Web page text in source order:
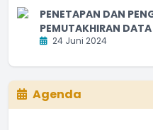
PENETAPAN DAN
PEMUTAKHIRAN
24 Juni 2024
Agenda